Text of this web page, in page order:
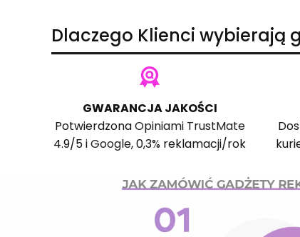
Dlaczego Klienci wybierają
GWARANCJA JAKOŚCI
PotwierdzonaOpiniami TrustMate
4.9/5 iGoogle, 0,3% reklamacji/rok